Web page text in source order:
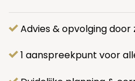
Advies & opvolging
1 aanspreekpunt voor